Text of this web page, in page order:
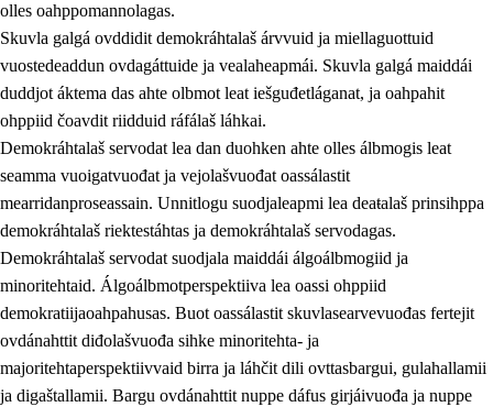
1.2 Identitehta ja kultuvrralaš girjáivuohta
1.3 Kritihkalaš jurddašeapmi ja ehtalaš diđolašvuohta
1.4 Hutkanillu, beroštupmi ja suokkardanhuovva
1.5 Luondduákten ja birasdiđolašvuohta
1.6 Demokratiija ja mielváikkuheapmi
olles oahppomannolagas.
Skuvla galgá ovddidit demokráhtalaš árvvuid ja miellaguottuid
vuostedeaddun ovdagáttuide ja vealaheapmái. Skuvla galgá maiddái
duddjot áktema das ahte olbmot leat iešguđetláganat, ja oahpahit
ohppiid čoavdit riidduid ráfálaš láhkai.
Demokráhtalaš servodat lea dan duohken ahte olles álbmogis leat
seamma vuoigatvuođat ja vejolašvuođat oassálastit
mearridanproseassain. Unnitlogu suodjaleapmi lea deaŧalaš prinsihppa
demokráhtalaš riektestáhtas ja demokráhtalaš servodagas.
Demokráhtalaš servodat suodjala maiddái álgoálbmogiid ja
minoritehtaid. Álgoálbmotperspektiiva lea oassi ohppiid
demokratiijaoahpahusas. Buot oassálastit skuvlasearvevuođas fertejit
ovdánahttit diđolašvuođa sihke minoritehta- ja
majoritehtaperspektiivvaid birra ja láhčit dili ovttasbargui, gulahallamii
ja digaštallamii. Bargu ovdánahttit nuppe dáfus girjáivuođa ja nuppe